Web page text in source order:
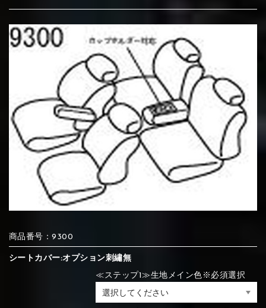
①Beige ②Gray
④Brown ⑤Dark Brown ⑥Yellow
⑦Blue ⑧Orange ⑨Pink
⑪Black
①Beige ②Gray ③Red
④Brown ⑤Dark Brown ⑥Yellow
⑦Blue ⑧Orange
ください
刺繍は下記21種類からご選択ください。
①Beige ②Gray ③Red
④Brown
赤く塗られている場所を選択
ください
刺繍は下記21種類からご選択ください。
①Black ②Gray ③Light gray
⑤Ivory
赤く塗られている場所を選択
ください
刺繍は下記21種類からご選択ください。
①Black ②Gray ③Light gray
④Beige ⑤Ivory
商品番号：9300
シートカバー:オプション刺繡無
≪ステップ1≫生地メイン色※必須選択